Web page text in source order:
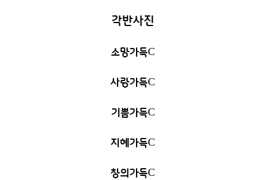
각반사진
소망가득C
사랑가득C
기쁨가득C
지혜가득C
창의가득C